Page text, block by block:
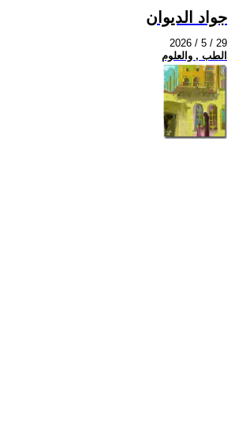
جواد الديوان
2026 / 5 / 29
الطب , والعلوم